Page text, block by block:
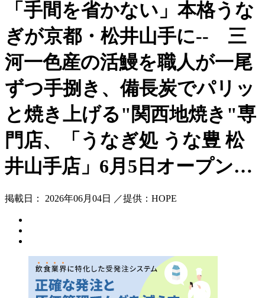
「手間を省かない」本格うな
ぎが京都・松井山手に-- 三
河一色産の活鰻を職人が一尾
ずつ手捌き、備長炭でパリッ
と焼き上げる"関西地焼き"専
門店、「うなぎ処 うな豊 松
井山手店」6月5日オープン…
掲載日： 2026年06月04日 ／提供：HOPE